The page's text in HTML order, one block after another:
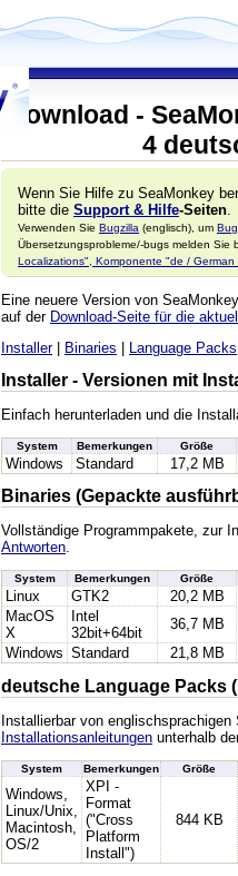
Download -
4
Wenn Sie Hilfe zu SeaMonkey
bitte die Support & Hilfe-Seiten
Verwenden Sie Bugzilla (englisch), um
Übersetzungsprobleme/-bugs melden Sie
Localizations", Komponente "de / German
Eine neuere Version von
auf der Download-Seite für die
Installer| Binaries | Language Packs
Installer - Versionen mit
Einfach herunterladen und die
System Bemerkungen Größe
Windows Standard 17,2 MB
Binaries (Gepackte
Vollständige Programmpakete, zur
Antworten.
System Bemerkungen Größe
Linux GTK2
20,2 MB
MacOS
X
Intel
32bit+64bit
36,7 MB
Windows Standard 21,8 MB
deutsche Language Packs
Installierbar von
Installationsanleitungen unterhalb
System Bemerkungen Größe
Windows,
Linux/Unix,
Macintosh,
OS/2
XPI -
Format
("Cross
Platform
Install")
844 KB